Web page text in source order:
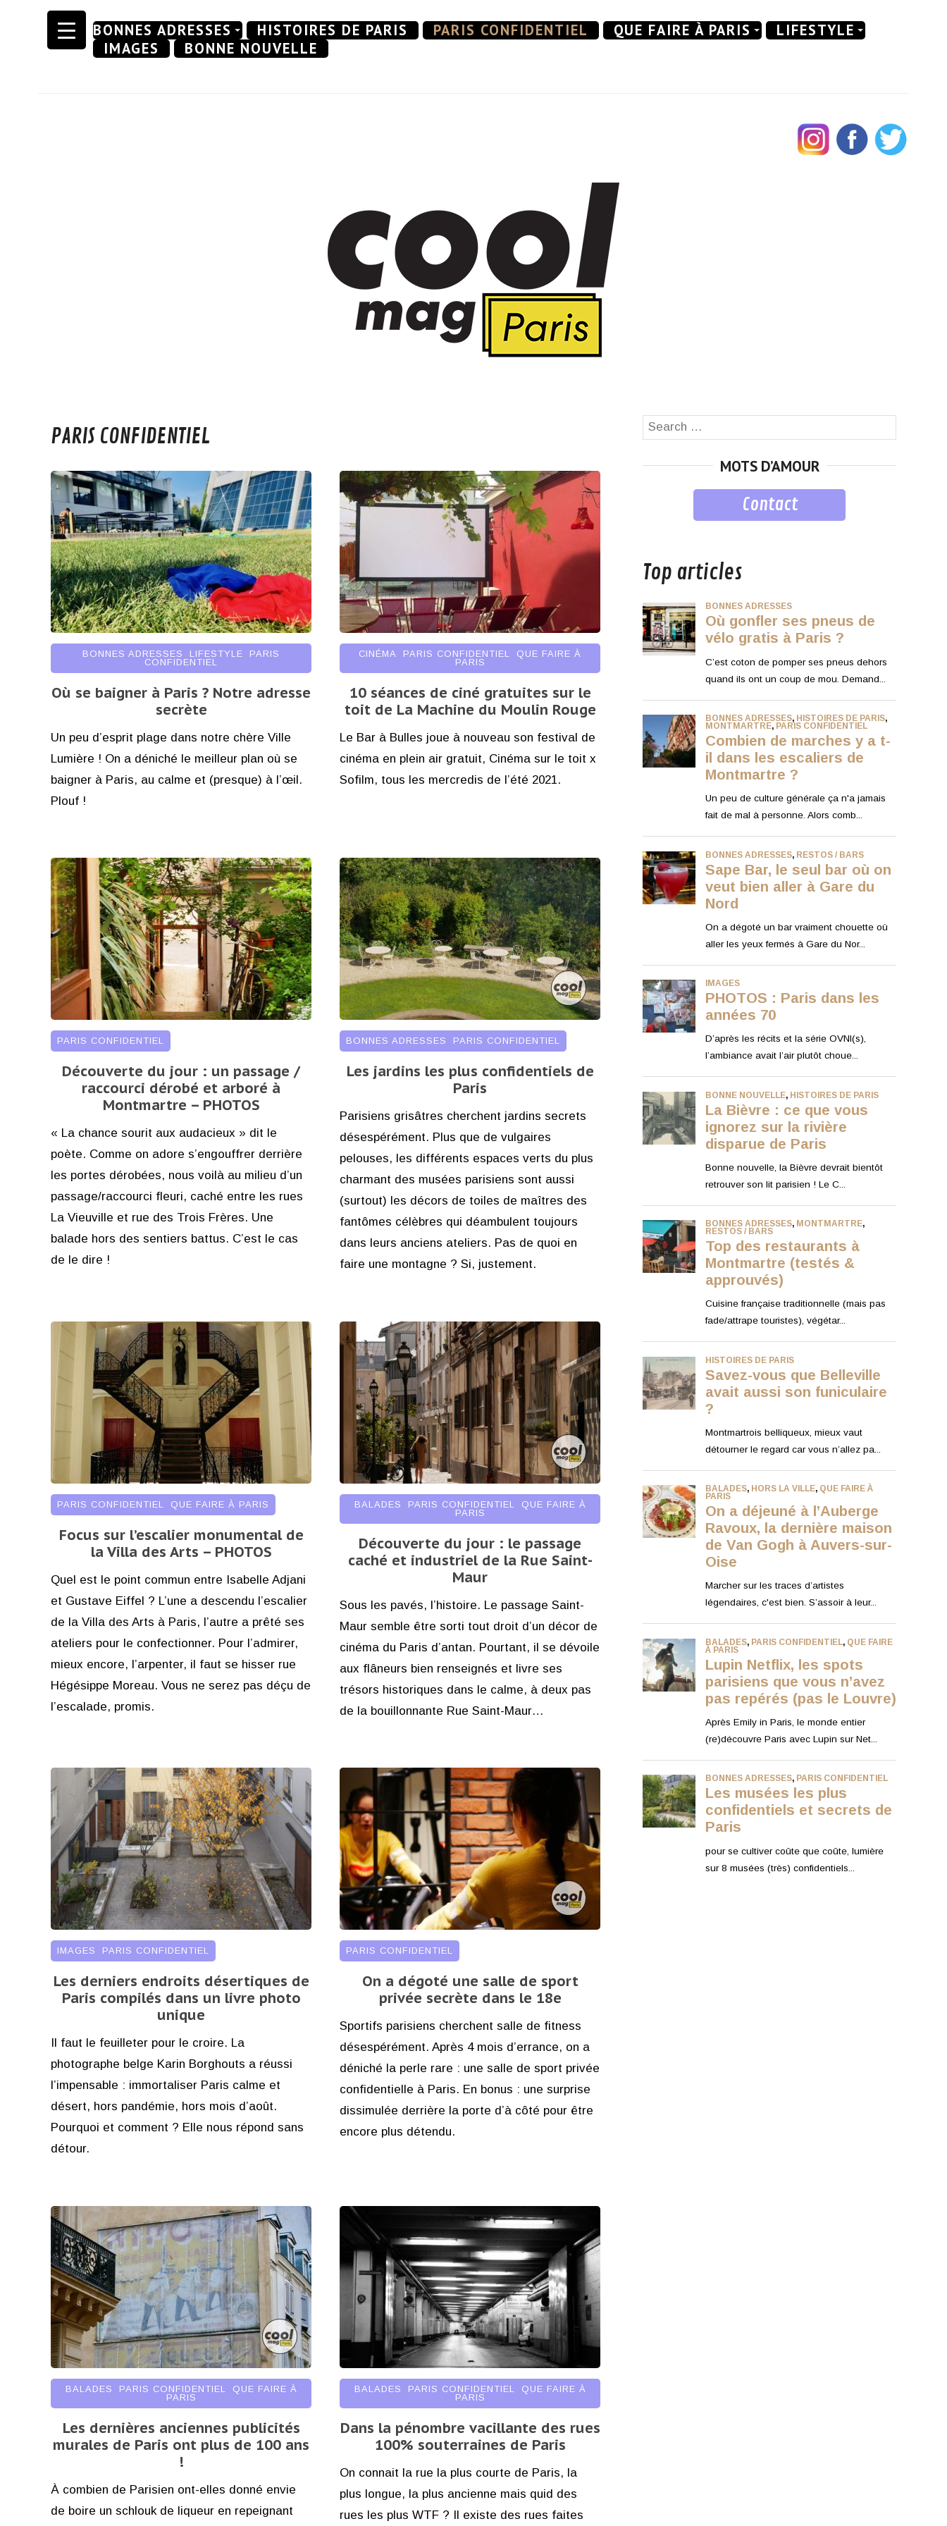
Skip
BONNES ADRESSES HISTOIRES DE PARIS PARIS CONFIDENTIEL QUE FAIRE À PARIS
LIFESTYLE
IMAGES
BONNE NOUVELLE
PARIS CONFIDENTIEL
BONNES ADRESSES LIFESTYLE
PARIS
CONFIDENTIEL
Où se baigner à Paris ? Notre adresse
secrète
Un peu d’esprit plage dans notre chère Ville
Lumière ! On a déniché le meilleur plan où se
baigner à Paris, au calme et (presque) à l’œil.
Plouf !
CINÉMA PARIS CONFIDENTIEL
QUE FAIRE À
PARIS
10 séances de ciné gratuites sur le
toit de La Machine du Moulin Rouge
Le Bar à Bulles joue à nouveau son festival de
cinéma en plein air gratuit, Cinéma sur le toit x
Sofilm, tous les mercredis de l’été 2021.
PARIS CONFIDENTIEL
Découverte du jour : un passage /
raccourci dérobé et arboré à
Montmartre – PHOTOS
« La chance sourit aux audacieux » dit le
poète. Comme on adore s’engouffrer derrière
les portes dérobées, nous voilà au milieu d’un
passage/raccourci fleuri, caché entre les rues
La Vieuville et rue des Trois Frères. Une
balade hors des sentiers battus. C’est le cas
de le dire !
BONNES ADRESSES , PARIS CONFIDENTIEL
Les jardins les plus confidentiels de
Paris
Parisiens grisâtres cherchent jardins secrets
désespérément. Plus que de vulgaires
pelouses, les différents espaces verts du plus
charmant des musées parisiens sont aussi
(surtout) les décors de toiles de maîtres des
fantômes célèbres qui déambulent toujours
dans leurs anciens ateliers. Pas de quoi en
faire une montagne ? Si, justement.
PARIS CONFIDENTIEL QUE FAIRE À PARIS
Focus sur l’escalier monumental de
la Villa des Arts – PHOTOS
Quel est le point commun entre Isabelle Adjani
et Gustave Eiffel ? L’une a descendu l’escalier
de la Villa des Arts à Paris, l’autre a prêté ses
ateliers pour le confectionner. Pour l’admirer,
mieux encore, l’arpenter, il faut se hisser rue
Hégésippe Moreau. Vous ne serez pas déçu de
l’escalade, promis.
BALADES PARIS CONFIDENTIEL
QUE FAIRE À
PARIS
Découverte du jour : le passage
caché et industriel de la Rue Saint-
Maur
Sous les pavés, l’histoire. Le passage Saint-
Maur semble être sorti tout droit d’un décor de
cinéma du Paris d’antan. Pourtant, il se dévoile
aux flâneurs bien renseignés et livre ses
trésors historiques dans le calme, à deux pas
de la bouillonnante Rue Saint-Maur…
IMAGES , PARIS CONFIDENTIEL
Les derniers endroits désertiques de
Paris compilés dans un livre photo
unique
Il faut le feuilleter pour le croire. La
photographe belge Karin Borghouts a réussi
l’impensable : immortaliser Paris calme et
désert, hors pandémie, hors mois d’août.
Pourquoi et comment ? Elle nous répond sans
détour.
PARIS CONFIDENTIEL
On a dégoté une salle de sport
privée secrète dans le 18e
Sportifs parisiens cherchent salle de fitness
désespérément. Après 4 mois d’errance, on a
déniché la perle rare : une salle de sport privée
confidentielle à Paris. En bonus : une surprise
dissimulée derrière la porte d’à côté pour être
encore plus détendu.
BALADES PARIS CONFIDENTIEL
QUE FAIRE À
PARIS
Les dernières anciennes publicités
murales de Paris ont plus de 100 ans
!
À combien de Parisien ont-elles donné envie
de boire un schlouk de liqueur en repeignant
BALADES PARIS CONFIDENTIEL
QUE FAIRE À
PARIS
Dans la pénombre vacillante des rues
100% souterraines de Paris
On connait la rue la plus courte de Paris, la
plus longue, la plus ancienne mais quid des
rues les plus WTF ? Il existe des rues faites
Search
MOTS D’AMOUR
Contact
Top articles